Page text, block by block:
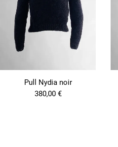
Pull Nydia noir
380,00 €